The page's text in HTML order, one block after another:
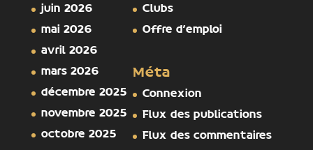
juin 2026
mai 2026
avril 2026
mars 2026
décembre 2025
novembre 2025
octobre 2025
Clubs
Offre d'emploi
Méta
Connexion
Flux des publications
Flux des commentaires